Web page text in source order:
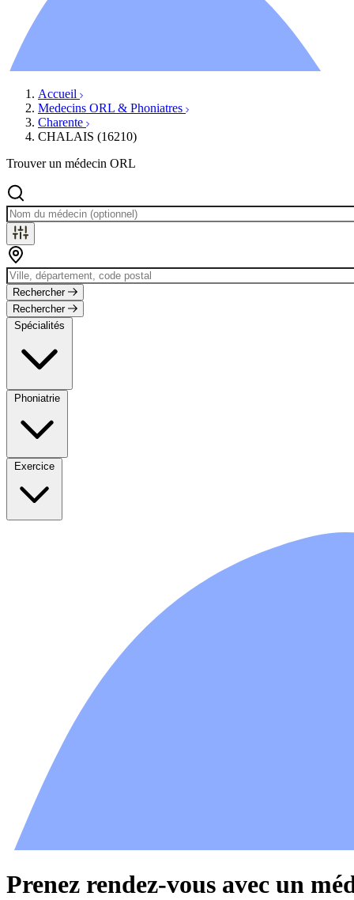
Évènements
Accueil
Medecins ORL & Phoniatres
Charente
CHALAIS (16210)
Trouver un médecin ORL
Rechercher
Rechercher
Spécialités
Phoniatrie
Exercice
Prenez rendez-vous avec un